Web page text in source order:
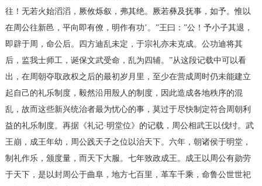
往！无若火始滔滔，厥攸烁叙，弗其绝。厥若彝及抚事，如予。惟以
在周公往新邑，平向即有僚，明作有功’。”王曰：”公！予小子其退，
即辟于周，命公后。四方迪乱未定，于宗礼亦未克成。公功迪将其
后，监我士师工，诞保文武受命，乱为四辅。”从这段记载中可以看
出，在周朝夺取政权之后的最初岁月里，至少在营成周时仍未能建立
起自己的礼乐制度，毅然沿用殷人的制度，因此造成各地秩序的混
乱，故而这些新兴统治者最为忧心的事，莫过于尽快制定符合周朝利
益的礼乐制度。再据《礼记·明堂位》的记载，周公相武王以伐纣。武
王崩，成王年幼，周公践天子之位以治天下。六年，朝诸侯于明堂，
制礼作乐，颁度量，而天下大服。七年致政成王。成王以周公有勋劳
于天下，是以封周公于曲阜，地方七百里，革车千乘，命鲁公世世祀